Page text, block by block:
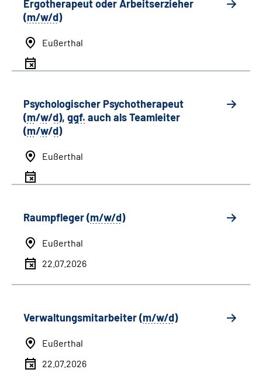
Ergotherapeut oder Arbeitserzieher
(m/w/d)
Eußerthal
Psychologischer Psychotherapeut
(m/w/d), ggf. auch alsTeamleiter
(m/w/d)
Eußerthal
Raumpfleger (m/w/d)
Eußerthal
22.07.2026
Verwaltungsmitarbeiter (m/w/d)
Eußerthal
22.07.2026